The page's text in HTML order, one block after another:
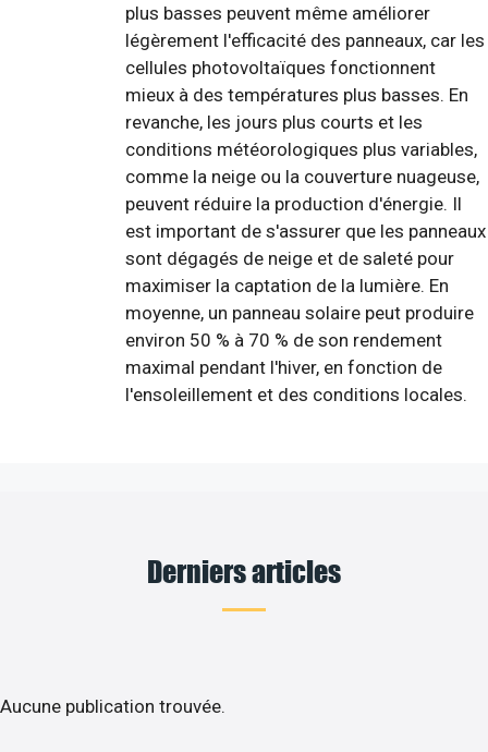
plus basses peuvent même améliorer
légèrement l'efficacité des panneaux, car les
cellules photovoltaïques fonctionnent
mieux à des températures plus basses. En
revanche, les jours plus courts et les
conditions météorologiques plus variables,
comme la neige ou la couverture nuageuse,
peuvent réduire la production d'énergie. Il
est important de s'assurer que les panneaux
sont dégagés de neige et de saleté pour
maximiser la captation de la lumière. En
moyenne, un panneau solaire peut produire
environ 50 % à 70 % de son rendement
maximal pendant l'hiver, en fonction de
l'ensoleillement et des conditions locales.
Derniers articles
Aucune publication trouvée.